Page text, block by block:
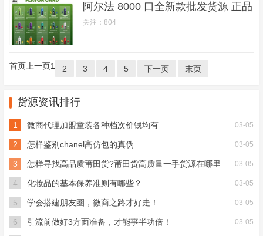
阿尔法 8000 口全新款批发货源 正品
关注：804
首页 上一页1 2 3 4 5 下一页 末页
货源资讯排行
03-05
1 微商代理加盟童装各种档次价钱均有
03-05
2 怎样鉴别chanel高仿包的真伪
03-05
3 怎样寻找高品质莆田货?莆田货高质量一手货源在哪里
03-05
4 化妆品的基本保养准则有哪些？
03-05
5 学会搭建朋友圈，微商之路才好走！
03-05
6 引流前做好3方面准备，才能事半功倍！